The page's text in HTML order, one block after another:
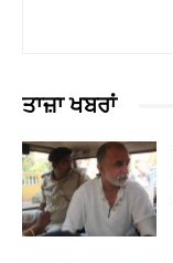
ਤਾਜ਼ਾ ਖਬਰਾਂ